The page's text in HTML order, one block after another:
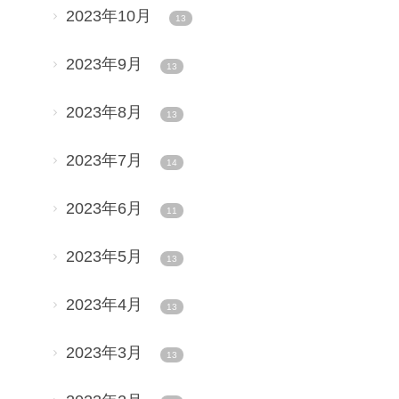
2023年10月 13
2023年9月 13
2023年8月 13
2023年7月 14
2023年6月 11
2023年5月 13
2023年4月 13
2023年3月 13